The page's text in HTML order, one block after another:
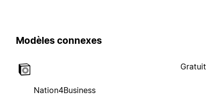
Modèles connexes
Nation4Business
Gratuit